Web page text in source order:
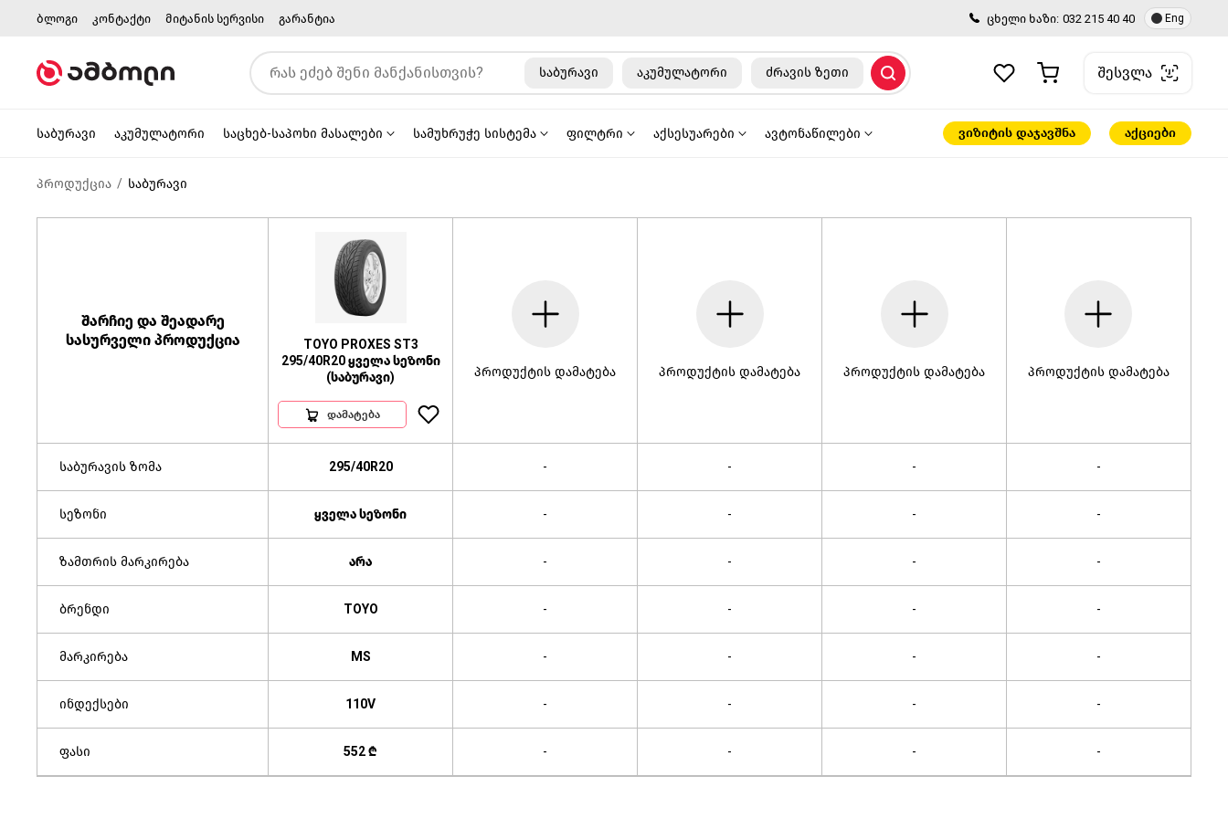
ბლოგი კონტაქტი მიტანის სერვისი გარანტია ცხელი ხაზი: 032 215 40 40 Eng
საბურავი აკუმულატორი ძრავის ზეთი შესვლა
საბურავი აკუმულატორი საცხებ-საპოხი მასალები სამუხრუჭე სისტემა ფილტრი აქსესუარები ავტონაწილები ვიზიტის დაჯავშნა აქციები
პროდუქცია საბურავი
შარჩიე და შეადარე
სასურველი პროდუქცია
TOYO PROXES ST3
295/40R20 ყველა სეზონი
(საბურავი)
დამატება
პროდუქტის დამატება პროდუქტის დამატება პროდუქტის დამატება პროდუქტის დამატება
საბურავის ზომა 295/40R20 - - - -
სეზონი ყველა სეზონი - - - -
ზამთრის მარკირება არა - - - -
ბრენდი TOYO - - - -
მარკირება MS - - - -
ინდექსები 110V - - - -
ფასი 552 ₾ - - - -